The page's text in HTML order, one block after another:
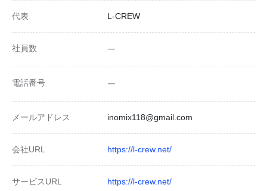
代表 L-CREW
社員数 ー
電話番号 ー
メールアドレス inomix118@gmail.com
会社URL https://l-crew.net/
サービスURL https://l-crew.net/